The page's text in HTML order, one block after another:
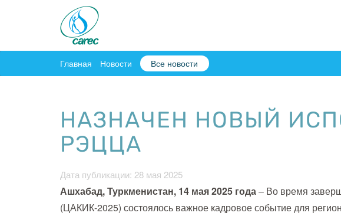
Главная Новости Все новости
НАЗНАЧЕН НОВЫЙ
РЭЦЦА
Дата публикации: 28 мая 2025
Ашхабад, Туркменистан, 14 мая 2025 года– Во время
(ЦАКИК-2025) состоялось важное кадровое событие для